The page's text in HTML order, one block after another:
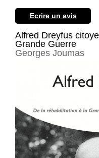
Ecrire un avis
Alfred Dreyfus
Grande Guerre
Georges Joumas